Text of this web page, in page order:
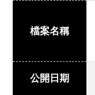
檔案名稱
公開日期